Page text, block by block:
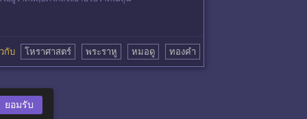
กับ โหราศาสตร์ พระราหู หมอดู ทองคำ
ยอมรับ